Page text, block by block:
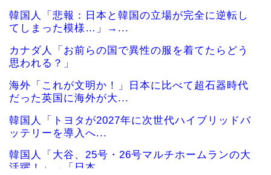
韓国人「悲報：日本と韓国の立場が完全に逆転し
てしまった模様…」→...
カナダ人「お前らの国で異性の服を着てたらどう
思われる？」
海外「これが文明か！」日本に比べて超石器時代
だった英国に海外が大...
韓国人「トヨタが2027年に次世代ハイブリッドバ
ッテリーを導入へ...
韓国人「大谷、25号・26号マルチホームランの大
活躍！」→「日本...